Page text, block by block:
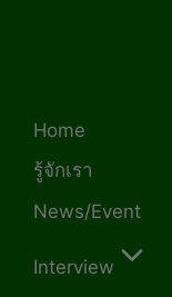
Home
รู้จักเรา
News/Event
Interview